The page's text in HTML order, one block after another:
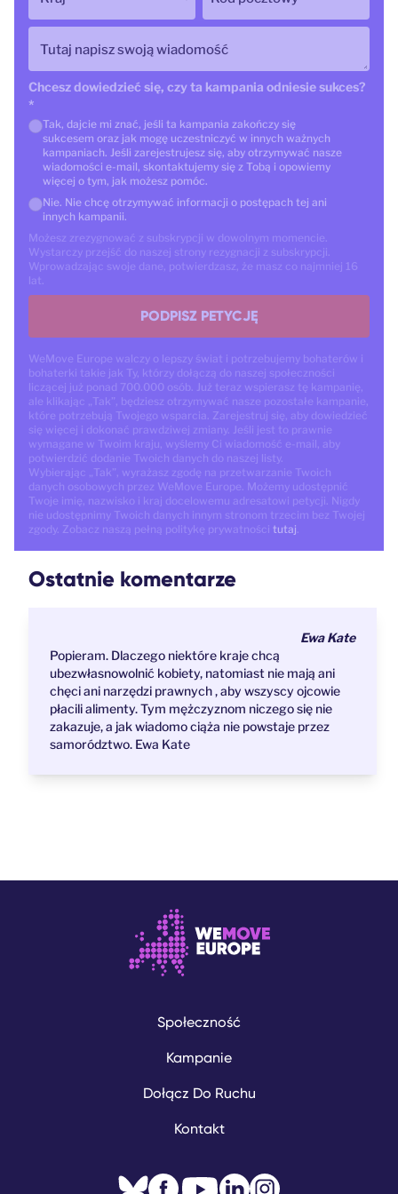
Tutaj napisz swoją wiadomość
Chcesz dowiedzieć się, czy ta kampania odniesie sukces?
*
Tak, dajcie mi znać, jeśli ta kampania zakończy się
sukcesem oraz jak mogę uczestniczyć w innych ważnych
kampaniach. Jeśli zarejestrujesz się, aby otrzymywać nasze
wiadomości e-mail, skontaktujemy się z Tobą i opowiemy
więcej o tym, jak możesz pomóc.
Nie. Nie chcę otrzymywać informacji o postępach tej ani
innych kampanii.
Możesz zrezygnować z subskrypcji w dowolnym momencie.
Wystarczy przejść do naszej strony rezygnacji z subskrypcji.
Wprowadzając swoje dane, potwierdzasz, że masz co najmniej 16
lat.
PODPISZ PETYCJĘ
WeMove Europe walczy o lepszy świat i potrzebujemy bohaterów i
bohaterki takie jak Ty, którzy dołączą do naszej społeczności
liczącej już ponad 700.000 osób. Już teraz wspierasz tę kampanię,
ale klikając „Tak”, będziesz otrzymywać nasze pozostałe kampanie,
które potrzebują Twojego wsparcia. Zarejestruj się, aby dowiedzieć
się więcej i dokonać prawdziwej zmiany. Jeśli jest to prawnie
wymagane w Twoim kraju, wyślemy Ci wiadomość e-mail, aby
potwierdzić dodanie Twoich danych do naszej listy.
Wybierając „Tak”, wyrażasz zgodę na przetwarzanie Twoich
danych osobowych przez WeMove Europe. Możemy udostępnić
Twoje imię, nazwisko i kraj docelowemu adresatowi petycji. Nigdy
nie udostępnimy Twoich danych innym stronom trzecim bez Twojej
zgody. Zobacz naszą pełną politykę prywatności tutaj
Ostatnie komentarze
Ewa Kate
Popieram. Dlaczego niektóre kraje chcą
ubezwłasnowolnić kobiety, natomiast nie mają ani
chęci ani narzędzi prawnych , aby wszyscy ojcowie
płacili alimenty. Tym mężczyznom niczego się nie
zakazuje, a jak wiadomo ciąża nie powstaje przez
samorództwo. Ewa Kate
Społeczność
Kampanie
Dołącz Do Ruchu
Kontakt